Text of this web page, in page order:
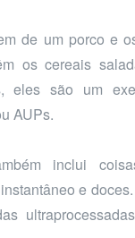
de um porco e
os cereais
eles são um
AUPs.
inclui
e